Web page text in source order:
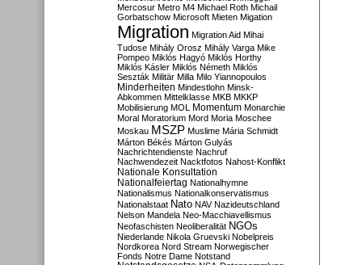
Mercosur Metro M4 Michael Roth Michail
Gorbatschow Microsoft Mieten Migation
Migration Migration Aid Mihai
Tudose Mihály Orosz Mihály Varga Mike
Pompeo Miklós Hagyó Miklós Horthy
Miklós Kásler Miklós Németh Miklós
Seszták Militär Milla Milo Yiannopoulos
Minderheiten Mindestlohn Minsk-
Abkommen Mittelklasse MKB MKKP
Mobilisierung MOL Momentum Monarchie
Moral Moratorium Mord Moria Moschee
Moskau MSZP Muslime Mária Schmidt
Márton Békés Márton Gulyás
Nachrichtendienste Nachruf
Nachwendezeit Nacktfotos Nahost-Konflikt
Nationale Konsultation
Nationalfeiertag Nationalhymne
Nationalismus Nationalkonservatismus
Nationalstaat Nato NAV Nazideutschland
Nelson Mandela Neo-Macchiavellismus
Neofaschisten Neoliberalität NGOs
Niederlande Nikola Gruevski Nobelpreis
Nordkorea Nord Stream Norwegischer
Fonds Notre Dame Notstand